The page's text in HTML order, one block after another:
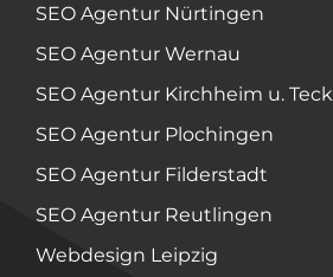
SEO Agentur Nürtingen
SEO Agentur Wernau
SEO Agentur Kirchheim u. Teck
SEO Agentur Plochingen
SEO Agentur Filderstadt
SEO Agentur Reutlingen
Webdesign Leipzig